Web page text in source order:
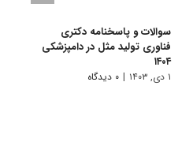
سوالات و پاسخنامه دکتری
فناوری تولید مثل در دامپزشکی
۱۴۰۴
۱ دی, ۱۴۰۳ | ۰ دیدگاه